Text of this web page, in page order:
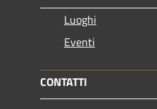
Luoghi
Eventi
CONTATTI